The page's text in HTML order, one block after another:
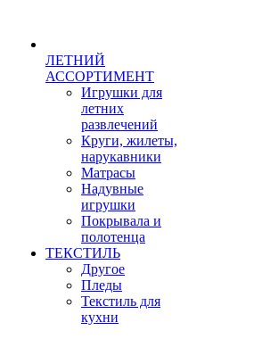
ЛЕТНИЙ
АССОРТИМЕНТ
Игрушки для
летних
развлечений
Круги, жилеты,
нарукавники
Матрасы
Надувные
игрушки
Покрывала и
полотенца
ТЕКСТИЛЬ
Другое
Пледы
Текстиль для
кухни